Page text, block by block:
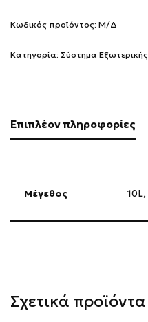
Κωδικός προϊόντος: Μ/Δ
Κατηγορία: Σύστημα
Επιπλέον πληροφορίες
Μέγεθος 10L,
Σχετικά προϊόντα